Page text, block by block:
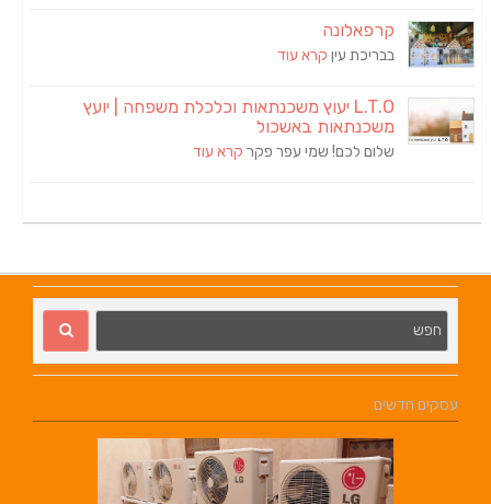
קרפאלונה
בבריכת עין קרא עוד
L.T.O יעוץ משכנתאות וכלכלת משפחה | יועץ
משכנתאות באשכול
שלום לכם! שמי עפר פקר קרא עוד
עסקים חדשים